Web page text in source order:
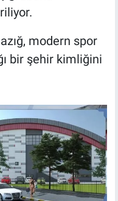
modern spor
bir şehir kimliğini